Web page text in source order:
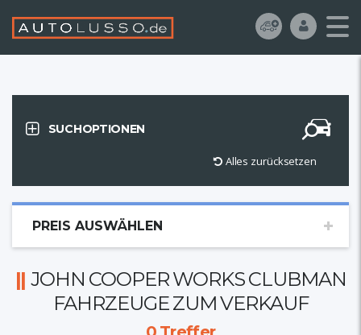
SUCHOPTIONEN
Alles zurücksetzen
PREIS AUSWÄHLEN
JOHN COOPER WORKS CLUBMAN
FAHRZEUGE ZUM VERKAUF